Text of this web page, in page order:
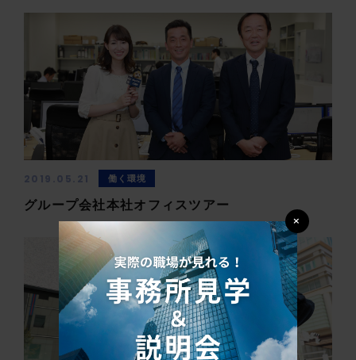
2019.05.21 働く環境
グループ会社本社オフィスツアー
×